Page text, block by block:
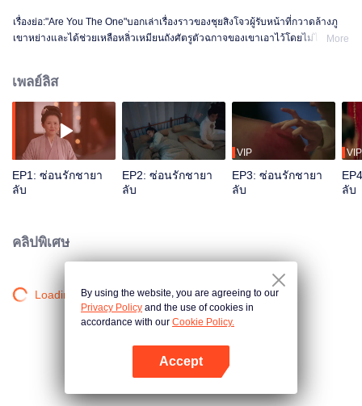
เรื่องย่อ:"Are You The One"บอกเล่าเรื่องราวของชุยสิงโจวผู้รับหน้าที่กวาดล้างภู
เขาหย่างและได้ช่วยเหลือหลิ่วเหมียนถังศัตรูตัวฉกาจของเขาเอาไว้โดยไม่ได้ตั้งใจ
ความทรงจำบางส่วนไป
More
เพลย์ลิส
EP1: ซ่อนรักชายา
ลับ
EP2: ซ่อนรักชายา
ลับ
VIP
EP3: ซ่อนรักชายา
ลับ
VIP
ลับ
คลิปพิเศษ
Loading…By using the website, you are agreeing to our
Privacy Policy and the use of cookies in
accordance with our Cookie Policy.
Accept